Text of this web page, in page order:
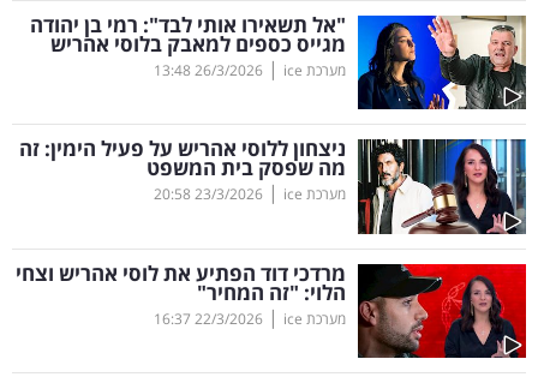
קריירה
ולימודים
מינויים
רייטינג
רכב
בריאות
תרבות
"אל תשאירו אותי לבד": רמי בן יהודה
מגייס כספים למאבק בלוסי אהריש
מערכת ice |
26/3/2026
13:48
ניצחון ללוסי אהריש על פעיל הימין: זה
מה שפסק בית המשפט
מערכת ice |
23/3/2026
20:58
מרדכי דוד הפתיע את לוסי אהריש וצחי
הלוי: "זה המחיר"
מערכת ice |
22/3/2026
16:37